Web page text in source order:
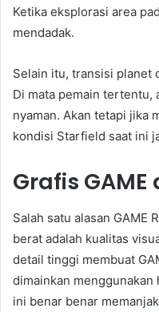
Ketika eksplorasi area
mendadak.
Selain itu, transisi planet
Di mata pemain tertentu,
nyaman. Akan tetapi jika
kondisi Starfield saat ini
Grafis GAME
Salah satu alasan GAME
berat adalah kualitas
detail tinggi membuat
dimainkan menggunakan
ini benar benar